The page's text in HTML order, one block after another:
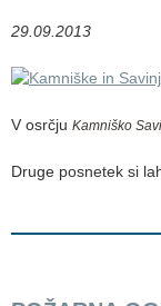
29.09.2013
V osrčju Kamniško
Druge posnetek si